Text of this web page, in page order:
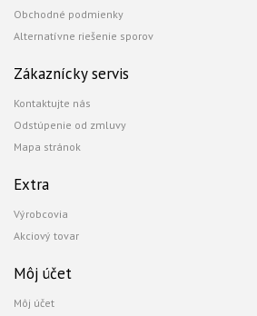
Obchodné podmienky
Alternatívne riešenie sporov
Zákaznícky servis
Kontaktujte nás
Odstúpenie od zmluvy
Mapa stránok
Extra
Výrobcovia
Akciový tovar
Môj účet
Môj účet